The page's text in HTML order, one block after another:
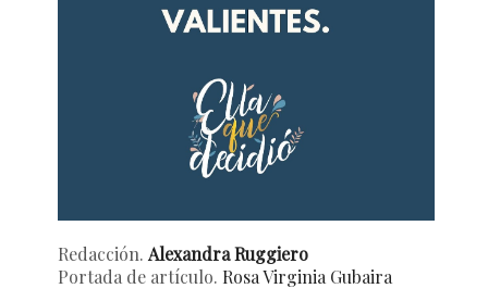
Redacción. Alexandra Ruggiero
Portada de artículo. Rosa Virginia Gubaira